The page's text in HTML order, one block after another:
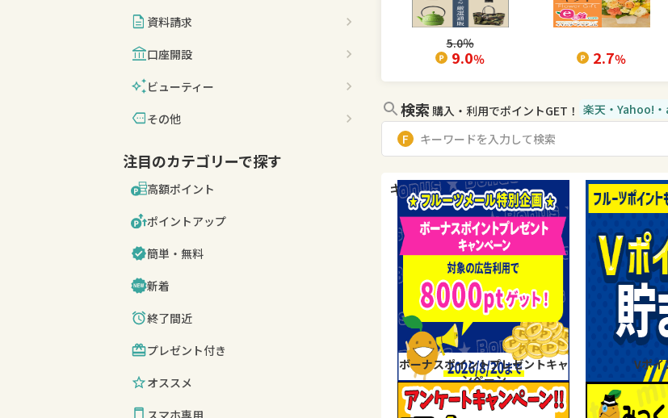
description 資料請求
account_balance口座開設
auto_awesomeビューティー
moreその他
注目のカテゴリーで探す
高額ポイント
ポイントアップ
簡単・無料
新着
終了間近
プレゼント付き
オススメ
スマホ専用
5.0％
9.0％ 2.7％
検索 購入・利用でポイントGET！ 楽天・Yahoo!・
キャンペーン・特集
ボーナスポイントプレゼントキャ
ンペーン
Vポイ